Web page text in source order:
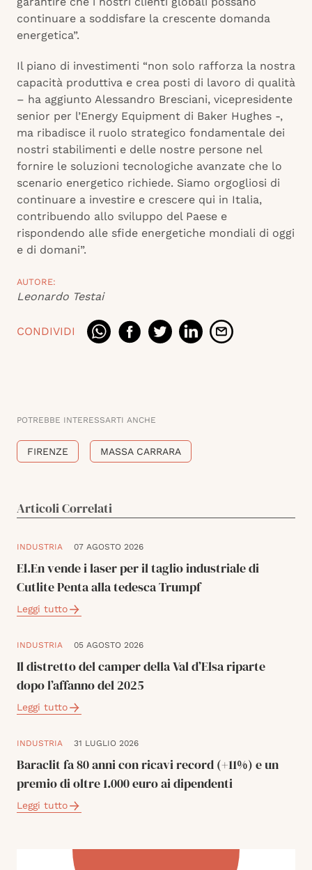
continuare a soddisfare la crescente domanda
energetica”.
Il piano di investimenti “non solo rafforza la nostra
capacità produttiva e crea posti di lavoro di qualità
– ha aggiunto Alessandro Bresciani, vicepresidente
senior per l’Energy Equipment di Baker Hughes -,
ma ribadisce il ruolo strategico fondamentale dei
nostri stabilimenti e delle nostre persone nel
fornire le soluzioni tecnologiche avanzate che lo
scenario energetico richiede. Siamo orgogliosi di
continuare a investire e crescere qui in Italia,
contribuendo allo sviluppo del Paese e
rispondendo alle sfide energetiche mondiali di oggi
e di domani”.
AUTORE:
Leonardo Testai
CONDIVIDI
POTREBBE INTERESSARTI ANCHE
FIRENZE MASSA CARRARA
Articoli Correlati
INDUSTRIA 07 AGOSTO 2026
El.En vende i laser per il taglio industriale di
Cutlite Penta alla tedesca Trumpf
Leggi tutto
INDUSTRIA 05 AGOSTO 2026
Il distretto del camper della Val d’Elsa riparte
dopo l’affanno del 2025
Leggi tutto
INDUSTRIA 31 LUGLIO 2026
Baraclit fa 80 anni con ricavi record (+11%) e un
premio di oltre 1.000 euro ai dipendenti
Leggi tutto